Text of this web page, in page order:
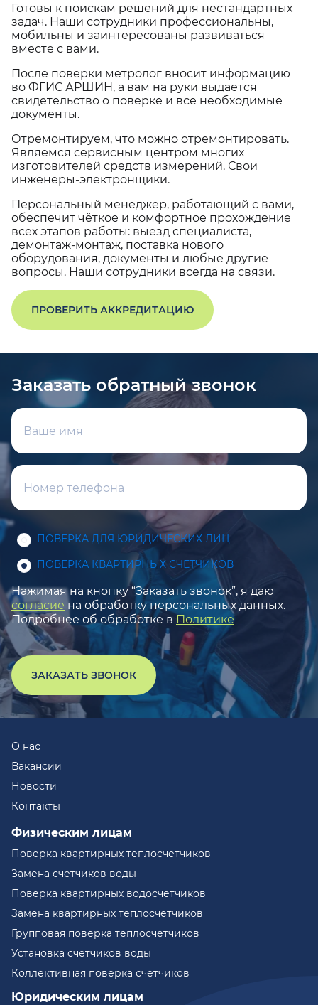
Готовы к поискам решений для нестандартных
задач. Наши сотрудники профессиональны,
мобильны и заинтересованы развиваться
вместе с вами.
После поверки метролог вносит информацию
во ФГИС АРШИН, а вам на руки выдается
свидетельство о поверке и все необходимые
документы.
Отремонтируем, что можно отремонтировать.
Являемся сервисным центром многих
изготовителей средств измерений. Свои
инженеры-электронщики.
Персональный менеджер, работающий с вами,
обеспечит чёткое и комфортное прохождение
всех этапов работы: выезд специалиста,
демонтаж-монтаж, поставка нового
оборудования, документы и любые другие
вопросы. Наши сотрудники всегда на связи.
ПРОВЕРИТЬ АККРЕДИТАЦИЮ
Заказать обратный звонок
ПОВЕРКА ДЛЯ ЮРИДИЧЕСКИХ ЛИЦ
ПОВЕРКА КВАРТИРНЫХ СЧЕТЧИКОВ
Нажимая на кнопку “Заказать звонок”, я даю
согласие на обработку персональных данных.
Подробнее об обработке в Политике
ЗАКАЗАТЬ ЗВОНОК
О нас
Вакансии
Новости
Контакты
Физическим лицам
Поверка квартирных теплосчетчиков
Замена счетчиков воды
Поверка квартирных водосчетчиков
Замена квартирных теплосчетчиков
Групповая поверка теплосчетчиков
Установка счетчиков воды
Коллективная поверка счетчиков
Юридическим лицам